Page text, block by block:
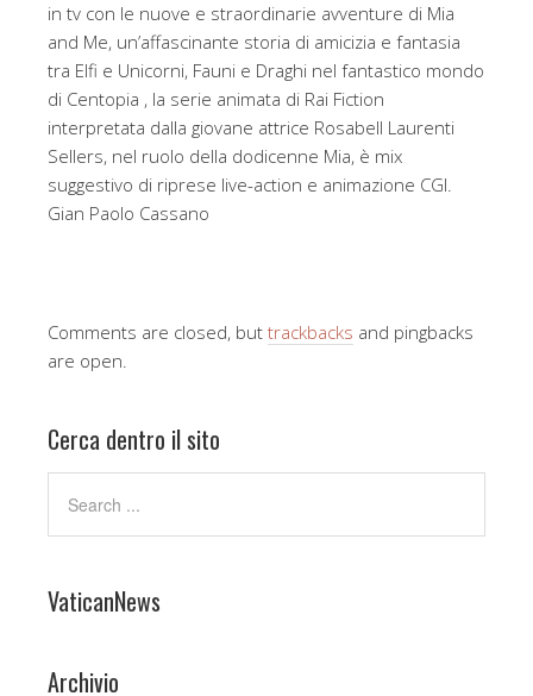
in tv con le nuove e straordinarie avventure di Mia
and Me, un’affascinante storia di amicizia e fantasia
tra Elfi e Unicorni, Fauni e Draghi nel fantastico mondo
di Centopia , la serie animata di Rai Fiction
interpretata dalla giovane attrice Rosabell Laurenti
Sellers, nel ruolo della dodicenne Mia, è mix
suggestivo di riprese live-action e animazione CGI.
Gian Paolo Cassano
Comments are closed, but trackbacks and pingbacks
are open.
Cerca dentro il sito
VaticanNews
Archivio